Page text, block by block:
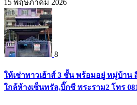
15 พฤษภาคม 2026
8
ให้เช่าทาวเฮ้าส์ 3 ชั้น พร้อมอยู่ หมู่บ้าน
ใกล้ห้างเซ็นทรัล,บิ๊กซี พระราม2 โทร